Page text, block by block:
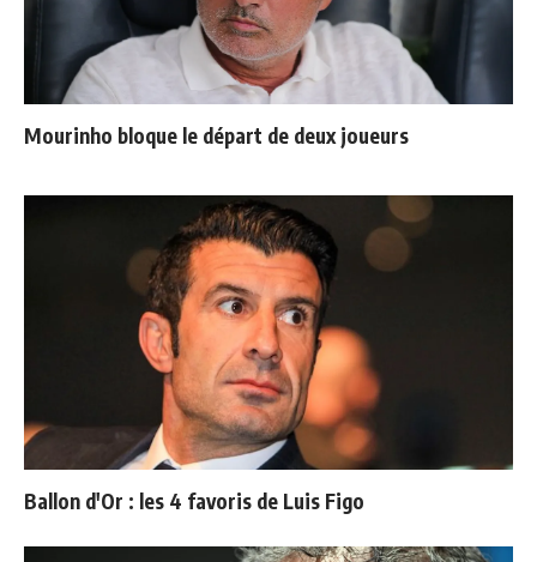
Mourinho bloque le départ de deux joueurs
Ballon d'Or : les 4 favoris de Luis Figo